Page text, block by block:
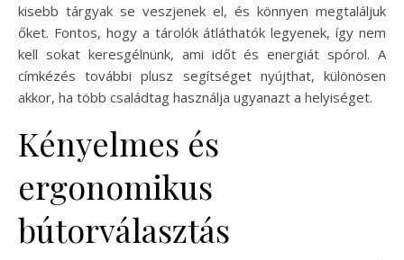
kisebb tárgyak se veszjenek el, és könnyen megtaláljuk
őket. Fontos, hogy a tárolók átláthatók legyenek, így nem
kell sokat keresgélnünk, ami időt és energiát spórol. A
címkézés további plusz segítséget nyújthat, különösen
akkor, ha több családtag használja ugyanazt a helyiséget.
Kényelmes és
ergonomikus
bútorválasztás